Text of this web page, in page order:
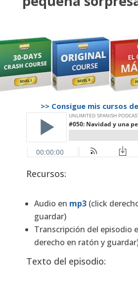
>> Consigue mis cursos
Recursos:
Audio en mp3(click
guardar)
Transcripción del episodio
derecho en ratón y
Texto del episodio: